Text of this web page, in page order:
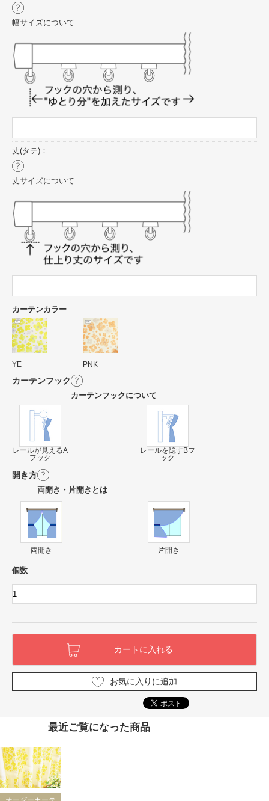
幅サイズについて
丈(タテ)：
丈サイズについて
カーテンカラー
YE PNK
カーテンフック
カーテンフックについて
レールが見えるA
フック
レールを隠すBフ
ック
開き方
両開き・片開きとは
両開き 片開き
個数
お気に入りに追加
最近ご覧になった商品